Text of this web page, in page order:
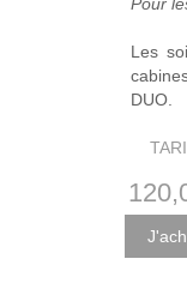
Les
DUO.
120